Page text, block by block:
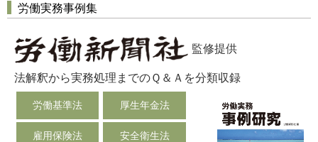
労働実務事例集
監修提供
法解釈から実務処理までのＱ＆Ａを分類収録
労働基準法 厚生年金法
雇用保険法 安全衛生法